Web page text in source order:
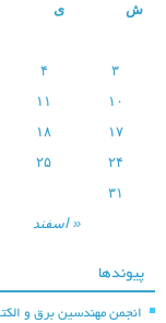
شرکت مخابرات
ش
« اسفند
۱۰
۱۷
۱۸
۲۴
۲۵
۳۱
پیوندها
انجمن مهندسین برق و